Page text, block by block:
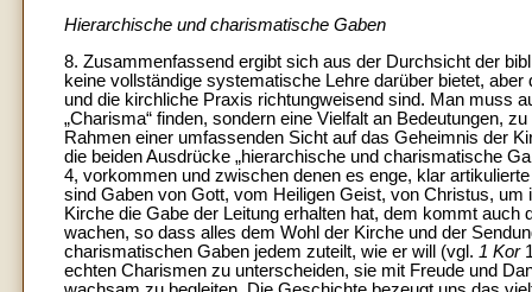
Hierarchische und charismatische Gaben
8. Zusammenfassend ergibt sich aus der Durchsicht der
keine vollständige systematische Lehre darüber bietet,
und die kirchliche Praxis richtungweisend sind. Man muss
„Charisma“ finden, sondern eine Vielfalt an Bedeutungen,
Rahmen einer umfassenden Sicht auf das Geheimnis der
die beiden Ausdrücke „hierarchische und charismatische
4, vorkommen und zwischen denen es enge, klar
sind Gaben von Gott, vom Heiligen Geist, von Christus,
Kirche die Gabe der Leitung erhalten hat, dem kommt
wachen, so dass alles dem Wohl der Kirche und der
charismatischen Gaben jedem zuteilt, wie er will (vgl. 1 Kor
echten Charismen zu unterscheiden, sie mit Freude und